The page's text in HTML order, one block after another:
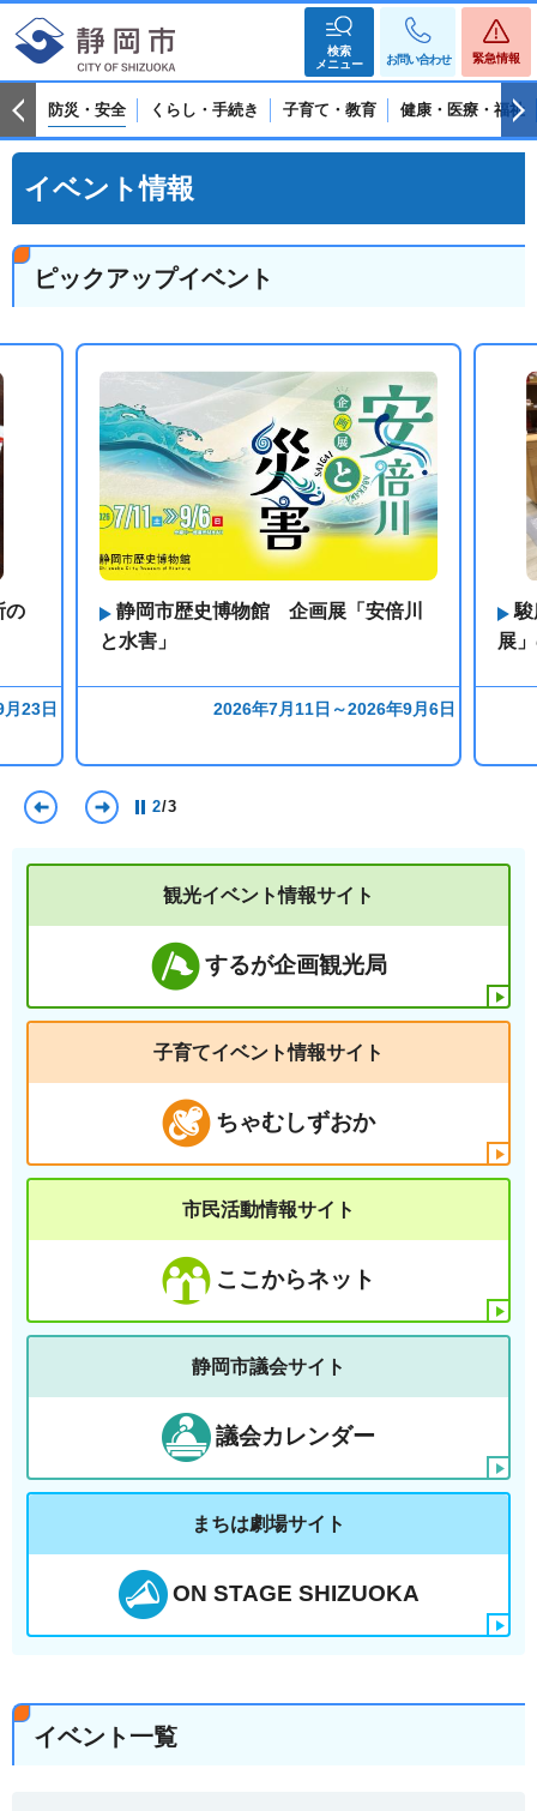
検索
メニュー
お問い合わせ 緊急情報
防災・安全 くらし・手続き 子育て・教育 健康・医療・福祉
イベント情報
ピックアップイベント
前のスライドを表示
2/3
の
23日
静岡市歴史博物館 企画展「安倍川
と水害」
2026年7月11日～2026年9月6日
駿
展
観光イベント情報サイト
するが企画観光局
子育てイベント情報サイト
ちゃむしずおか
市民活動情報サイト
ここからネット
静岡市議会サイト
議会カレンダー
まちは劇場サイト
ON STAGE SHIZUOKA
イベント一覧